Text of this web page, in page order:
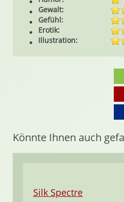
Gewalt:
Gefühl:
Erotik:
Illustration:
Könnte Ihnen auch
Silk Spectre